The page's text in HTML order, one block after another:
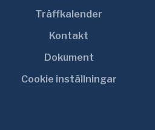
Träffkalender
Kontakt
Dokument
Cookie inställningar